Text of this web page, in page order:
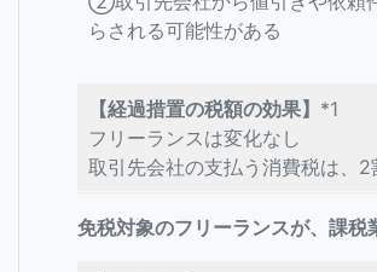
らされる可能性がある
【経過措置の税額の効果】 *1
フリーランスは変化なし
取引先会社の支払う消費税は、2
免税対象のフリーランスが、課税